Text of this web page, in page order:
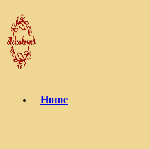
Zum
Inhalt
springen
Home